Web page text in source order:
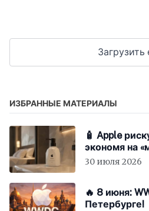
ИЗБРАННЫЕ МАТЕРИАЛЫ
🧴 Apple
экономя на
30 июля 2026
🔥 8 июня:
Петербурге!